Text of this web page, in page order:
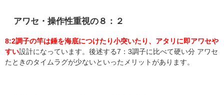
アワセ・操作性重視の８：２
8:2調子の竿は錘を海底につけたり小突いたり、アタリに即アワセや
すい設計になっています。後述する7：3調子に比べて硬い分 アワセ
たときのタイムラグが少ないといったメリットがあります。